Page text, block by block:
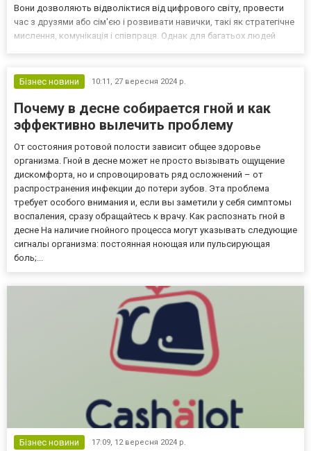
Вони дозволяють відволіктися від цифрового світу, провести
час з друзями або сім'єю і розвивати навички, такі як стратегічне
мислення, комунікація і співпраця. Однак для багатьох людей
Бізнес новини
10:11, 27 вересня 2024 р.
Почему в десне собирается гной и как
эффективно вылечить проблему
От состояния ротовой полости зависит общее здоровье
организма. Гной в десне может не просто вызывать ощущение
дискомфорта, но и спровоцировать ряд осложнений – от
распространения инфекции до потери зубов. Эта проблема
требует особого внимания и, если вы заметили у себя симптомы
воспаления, сразу обращайтесь к врачу. Как распознать гной в
десне На наличие гнойного процесса могут указывать следующие
сигналы организма: постоянная ноющая или пульсирующая
боль;...
Бізнес новини 17:09, 12 вересня 2024 р.